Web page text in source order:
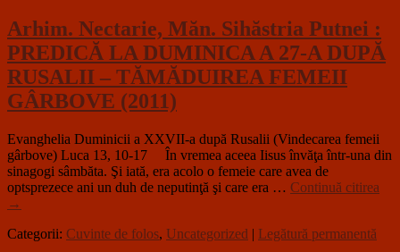
Arhim. Nectarie, Măn. Sihăstria Putnei :
PREDICĂ LA DUMINICA A 27-A DUPĂ
RUSALII – TĂMĂDUIREA FEMEII
GÂRBOVE (2011)
Evanghelia Duminicii a XXVII-a după Rusalii (Vindecarea femeii
gârbove) Luca 13, 10-17 În vremea aceea Iisus învăţa într-una din
sinagogi sâmbăta. Şi iată, era acolo o femeie care avea de
optsprezece ani un duh de neputinţă şi care era … Continuă citirea
→
Categorii: Cuvinte de folos, Uncategorized | Legătură permanentă